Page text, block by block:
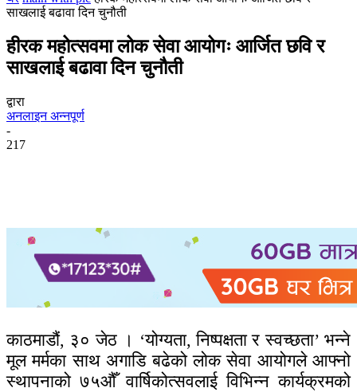
साखलाई बढावा दिन चुनौती
हीरक महोत्सवमा लोक सेवा आयोगः आर्जित छवि र
साखलाई बढावा दिन चुनौती
द्वारा
अनलाइन अन्नपूर्ण
-
217
काठमाडौं, ३० जेठ । ‘योग्यता, निष्पक्षता र स्वच्छता’ भन्ने
मूल मर्मका साथ अगाडि बढेको लोक सेवा आयोगले आफ्नो
स्थापनाको ७५औँ वार्षिकोत्सवलाई विभिन्न कार्यक्रमको